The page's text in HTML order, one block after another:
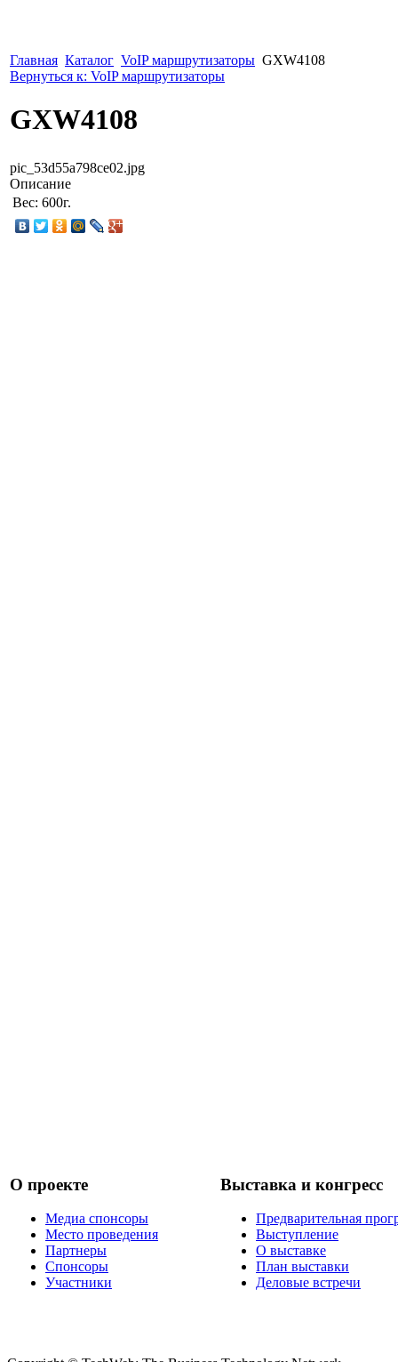
Главная Каталог VoIP маршрутизаторы GXW4108
Вернуться к: VoIP маршрутизаторы
GXW4108
pic_53d55a798ce02.jpg
Описание
Вес: 600г.
О проекте
Медиа спонсоры
Место проведения
Партнеры
Спонсоры
Участники
Выставка и конгресс
Предварительная
Выступление
О выставке
План выставки
Деловые встречи